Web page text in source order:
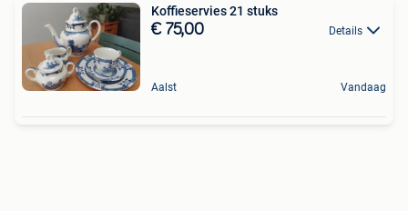
Koffieservies 21 stuks
€ 75,00 Details
Aalst Vandaag